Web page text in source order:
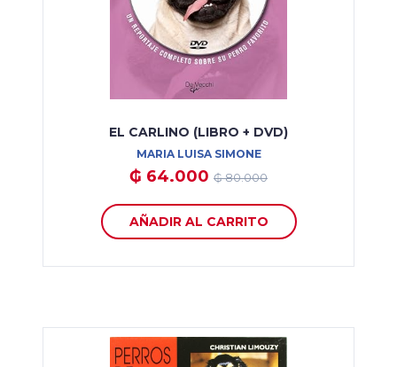
EL CARLINO (LIBRO + DVD)
MARIA LUISA SIMONE
₲ 64.000 ₲ 80.000
AÑADIR AL CARRITO